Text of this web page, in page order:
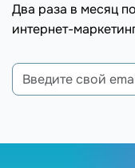
Два раза в месяц
интернет-